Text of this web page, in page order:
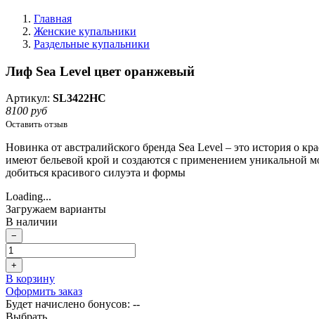
Главная
Женские купальники
Раздельные купальники
Лиф Sea Level цвет оранжевый
Артикул: SL3422HC
8100 руб
Оставить отзыв
Новинка от австралийского бренда Sea Level – это история о
имеют бельевой крой и создаются с применением
добиться красивого силуэта и формы
Loading...
Загружаем варианты
В наличии
−
+
В корзину
Оформить заказ
Будет начислено бонусов: --